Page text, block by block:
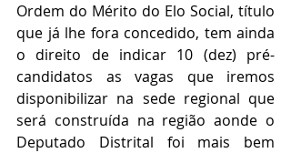
Ordem do Mérito do Elo Social, título
que já lhe fora concedido, tem ainda
o direito de indicar 10 (dez) pré-
candidatos as vagas que iremos
disponibilizar na sede regional que
será construída na região aonde o
Deputado Distrital foi mais bem